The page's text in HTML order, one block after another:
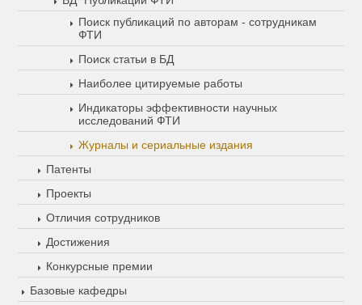
Поиск публикаций по авторам - сотрудникам
ФТИ
Поиск статьи в БД
Наиболее цитируемые работы
Индикаторы эффективности научных
исследований ФТИ
Журналы и сериальные издания
Патенты
Проекты
Отличия сотрудников
Достижения
Конкурсные премии
Базовые кафедры